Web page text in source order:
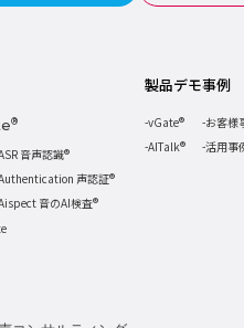
®
音声認識®
声認証®
音のAI検査®
製品デモ
vGate®
AITalk®
事例
お客様
活用事